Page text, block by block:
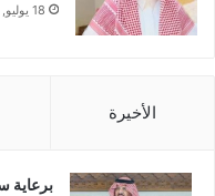
18 يوليو, 2026
الأخيرة
برعاية